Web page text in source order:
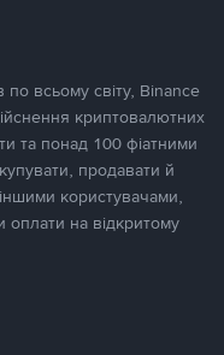
по всьому світу, Binance
криптовалютних
та понад 100 фіатними
продавати й
користувачами,
оплати на відкритому